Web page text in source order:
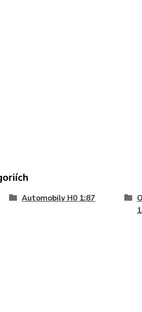
Automobily H0 1:87